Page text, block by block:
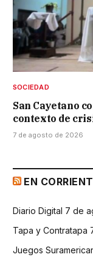
SOCIEDAD
San Cayetano
contexto de
7 de agosto de 2026
EN
Diario Digital 7 de
Tapa y Contratapa
Juegos